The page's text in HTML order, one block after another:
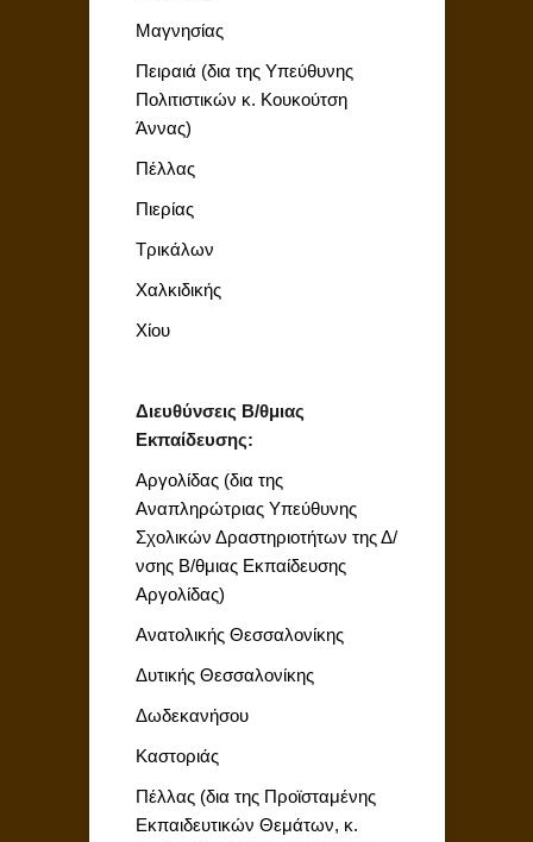
Μαγνησίας
Πειραιά (δια της Υπεύθυνης
Πολιτιστικών κ. Κουκούτση
Άννας)
Πέλλας
Πιερίας
Τρικάλων
Χαλκιδικής
Χίου
Διευθύνσεις Β/θμιας
Εκπαίδευσης:
Αργολίδας (δια της
Αναπληρώτριας Υπεύθυνης
Σχολικών Δραστηριοτήτων της Δ/
νσης Β/θμιας Εκπαίδευσης
Αργολίδας)
Ανατολικής Θεσσαλονίκης
Δυτικής Θεσσαλονίκης
Δωδεκανήσου
Καστοριάς
Πέλλας (δια της Προϊσταμένης
Εκπαιδευτικών Θεμάτων, κ.